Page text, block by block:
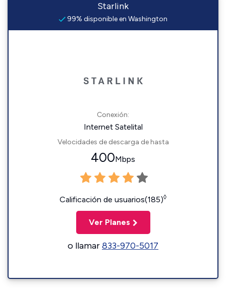
Starlink
99% disponible en Washington
Conexión:
Internet Satelital
Velocidades de descarga de hasta
400Mbps
Calificación de usuarios(185)◊
Ver Planes
o llamar833-970-5017